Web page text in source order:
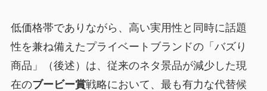
低価格帯でありながら、高い実用性と同時に話題
性を兼ね備えたプライベートブランドの「バズり
商品」（後述）は、従来のネタ景品が減少した現
在のブービー賞戦略において、最も有力な代替候